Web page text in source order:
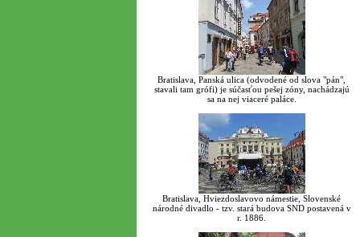
Bratislava, Panská ulica (odvodené od slova "pán",
stavali tam grófi) je súčasťou pešej zóny, nachádzajú
sa na nej viaceré paláce.
Bratislava, Hviezdoslavovo námestie, Slovenské
národné divadlo - tzv. stará budova SND postavená v
r. 1886.